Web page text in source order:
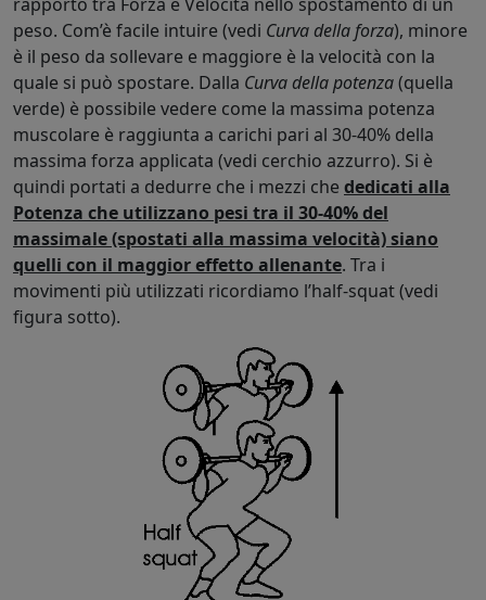
peso. Com’è facile intuire (vedi Curva della forza), minore
è il peso da sollevare e maggiore è la velocità con la
quale si può spostare. Dalla Curva della potenza(quella
verde) è possibile vedere come la massima potenza
muscolare è raggiunta a carichi pari al 30-40% della
massima forza applicata (vedi cerchio azzurro). Si è
quindi portati a dedurre che i mezzi che dedicati alla
Potenza che utilizzano pesi tra il 30-40% del
massimale (spostati alla massima velocità) siano
quelli con il maggior effetto allenante. Tra i
movimenti più utilizzati ricordiamo l’half-squat (vedi
figura sotto).